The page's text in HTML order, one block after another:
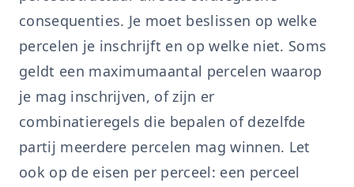
consequenties. Je moet beslissen op welke
percelen je inschrijft en op welke niet. Soms
geldt een maximumaantal percelen waarop
je mag inschrijven, of zijn er
combinatieregels die bepalen of dezelfde
partij meerdere percelen mag winnen. Let
ook op de eisen per perceel: een perceel